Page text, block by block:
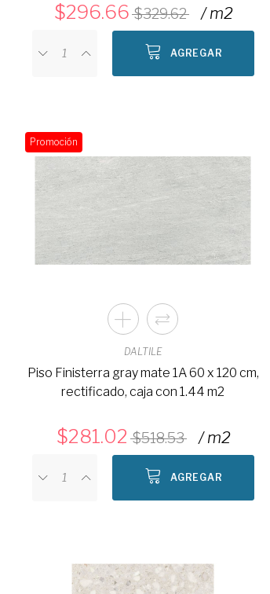
296.66 329.62 / m2
AGREGAR
Promoción
DALTILE
Piso Finisterra gray mate 1A 60 x 120 cm,
rectificado, caja con 1.44 m2
281.02 518.53 / m2
AGREGAR